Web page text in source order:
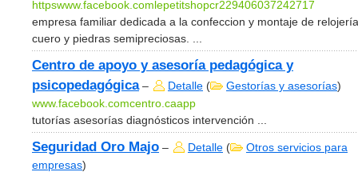
httpswww.facebook.comlepetitshopcr229406037242717
empresa familiar dedicada a la confeccion y montaje de
cuero y piedras semipreciosas. ...
Centro de apoyo y asesoría pedagógica y
psicopedagógica– Detalle ( Gestorías y asesorías)
www.facebook.comcentro.caapp
tutorías asesorías diagnósticos intervención ...
Seguridad Oro Majo – Detalle (
Otros servicios para
empresas)